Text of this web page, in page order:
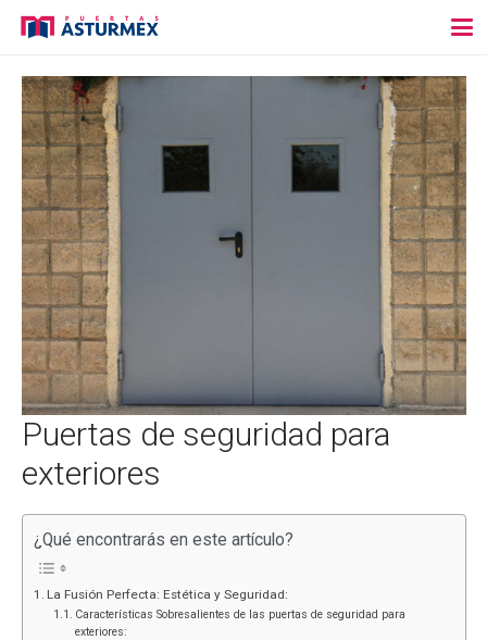
Puertas de seguridad para
exteriores
¿Qué encontrarás en este artículo?
La Fusión Perfecta: Estética y Seguridad:
Características Sobresalientes de las puertas de seguridad para
exteriores: